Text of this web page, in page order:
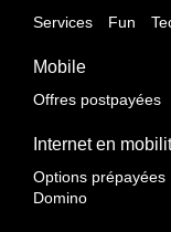
Services Fun
Mobile
Offres postpayées
Internet en
Options prépayées
Domino